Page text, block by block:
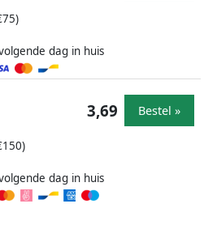
dag in huis
dag in huis
3,69 Bestel »